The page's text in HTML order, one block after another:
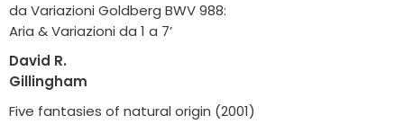
da Variazioni Goldberg BWV 988:
Aria & Variazioni da 1 a 7’
David R.
Gillingham
Five fantasies of natural origin (2001)